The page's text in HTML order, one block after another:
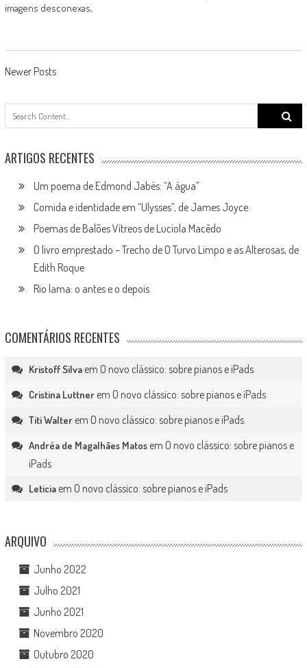
imagens desconexas,
Posts
navigation
Newer Posts
Search
for:
ARTIGOS RECENTES
Um poema de Edmond Jabès: “A água”
Comida e identidade em “Ulysses”, de James Joyce
Poemas de Balões Vítreos de Lucíola Macêdo
O livro emprestado – Trecho de O Turvo Limpo e as Alterosas, de
Edith Roque
Rio lama: o antes e o depois
COMENTÁRIOS RECENTES
Kristoff Silvaem O novo clássico: sobre pianos e iPads
Cristina Luttnerem O novo clássico: sobre pianos e iPads
Titi Walterem O novo clássico: sobre pianos e iPads
Andréa de Magalhães Matosem O novo clássico: sobre pianos e
iPads
Leticiaem O novo clássico: sobre pianos e iPads
ARQUIVO
Junho 2022
Julho 2021
Junho 2021
Novembro 2020
Outubro 2020